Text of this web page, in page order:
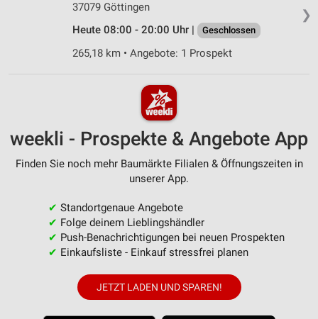
❯
37079 Göttingen
Heute 08:00 - 20:00 Uhr |
Geschlossen
265,18 km • Angebote: 1 Prospekt
weekli - Prospekte & Angebote App
Finden Sie noch mehr Baumärkte Filialen & Öffnungszeiten in
unserer App.
✔ Standortgenaue Angebote
✔ Folge deinem Lieblingshändler
✔ Push-Benachrichtigungen bei neuen Prospekten
✔ Einkaufsliste - Einkauf stressfrei planen
JETZT LADEN UND SPAREN!